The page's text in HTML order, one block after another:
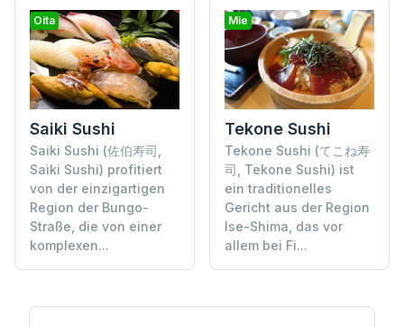
Oita
Saiki Sushi
Saiki Sushi (佐伯寿司,
Saiki Sushi) profitiert
von der einzigartigen
Region der Bungo-
Straße, die von einer
komplexen...
Mie
Tekone Sushi
Tekone Sushi (てこね寿
司, Tekone Sushi) ist
ein traditionelles
Gericht aus der Region
Ise-Shima, das vor
allem bei Fi...